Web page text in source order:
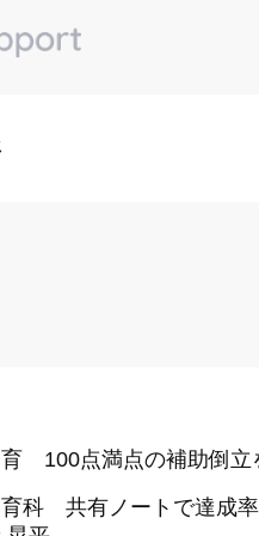
100点満点の補助倒立
科 共有ノートで達成率